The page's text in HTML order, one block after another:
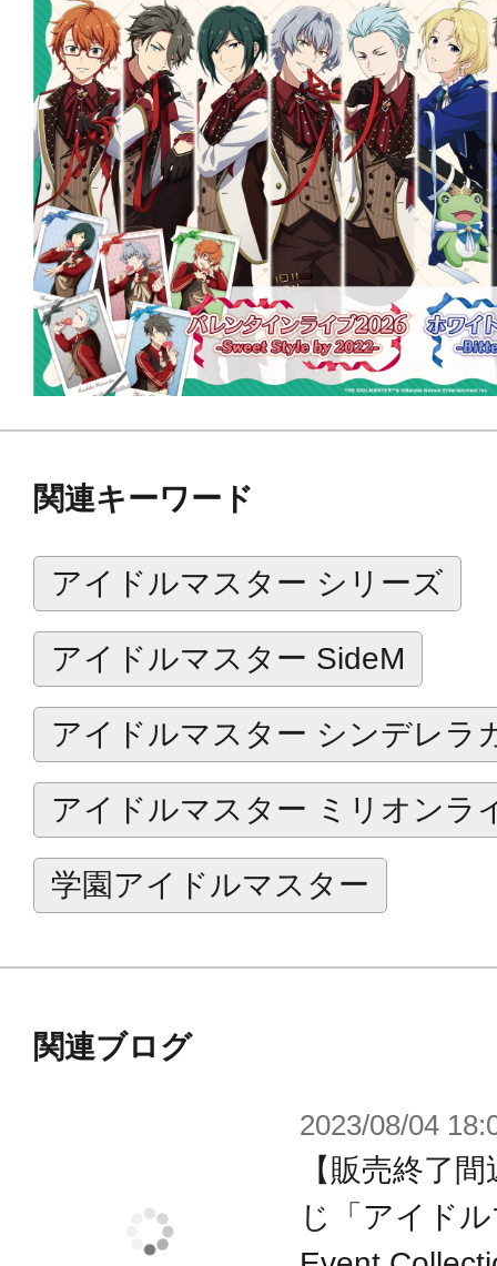
関連キーワード
アイドルマスター シリーズ
アイドルマスター SideM
アイドルマスター シンデレラ
アイドルマスター ミリオンラ
学園アイドルマスター
関連ブログ
2023/08/04
【販売終了
じ「アイド